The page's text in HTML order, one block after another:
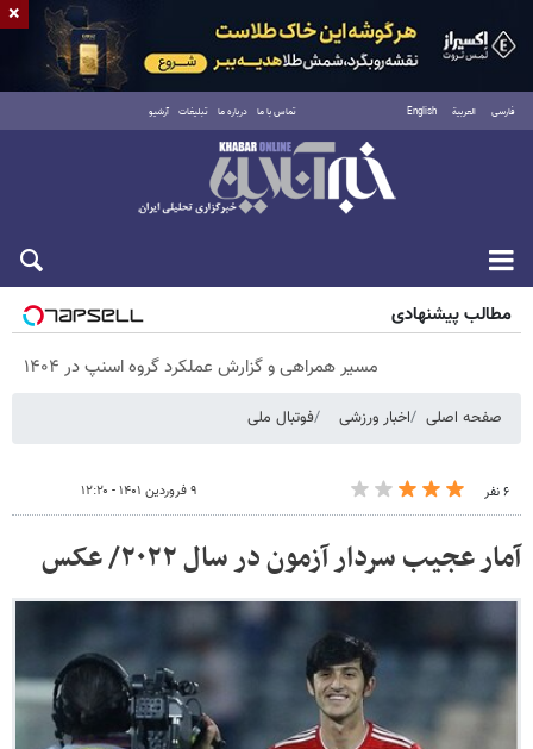
فارسی العربية English تماس با ما درباره ما تبلیغات آرشیو
شنبه ۱۷ مرداد ۱۴۰۵
مطالب پیشنهادی
مسیر همراهی و گزارش عملکرد گروه اسنپ در ۱۴۰۴
صفحه اصلی اخبار ورزشی فوتبال ملی
۶ نفر ۹ فروردین ۱۴۰۱ - ۱۲:۲۰
آمار عجیب سردار آزمون در سال ۲۰۲۲/ عکس
×